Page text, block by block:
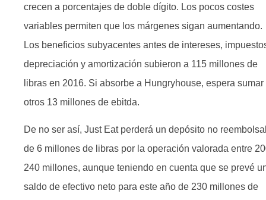
crecen a porcentajes de doble dígito. Los pocos costes
variables permiten que los márgenes sigan aumentando.
Los beneficios subyacentes antes de intereses,
depreciación y amortización subieron a 115 millones de
libras en 2016. Si absorbe a Hungryhouse, espera sumar
otros 13 millones de ebitda.
De no ser así, Just Eat perderá un depósito no
de 6 millones de libras por la operación valorada entre
240 millones, aunque teniendo en cuenta que se prevé
saldo de efectivo neto para este año de 230 millones de